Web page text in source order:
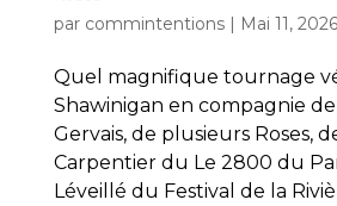
par commintentions| Mai 11, 2026
Quel magnifique tournage
Shawinigan en compagnie
Gervais, de plusieurs Roses,
Carpentier du Le 2800 du
Léveillé du Festival de la